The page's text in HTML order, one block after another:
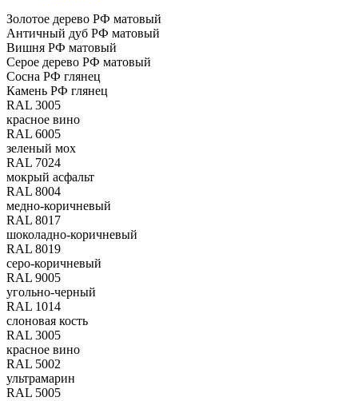
Золотое дерево РФ матовый
Античный дуб РФ матовый
Вишня РФ матовый
Серое дерево РФ матовый
Сосна РФ глянец
Камень РФ глянец
RAL 3005
красное вино
RAL 6005
зеленый мох
RAL 7024
мокрый асфальт
RAL 8004
медно-коричневый
RAL 8017
шоколадно-коричневый
RAL 8019
серо-коричневый
RAL 9005
угольно-черный
RAL 1014
слоновая кость
RAL 3005
красное вино
RAL 5002
ультрамарин
RAL 5005